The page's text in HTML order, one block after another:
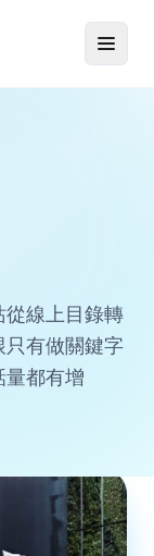
從線上目錄轉
只有做關鍵字
量都有增